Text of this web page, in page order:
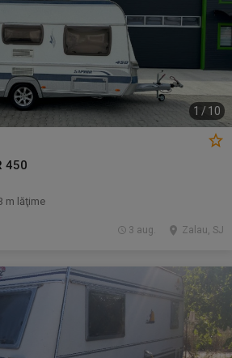
1 / 10
450
m lăţime
Zalau, SJ
3 aug.